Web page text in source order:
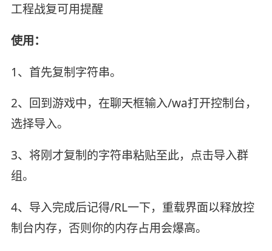
工程战复可用提醒
使用：
1、首先复制字符串。
2、回到游戏中，在聊天框输入/wa打开控制台，
选择导入。
3、将刚才复制的字符串粘贴至此，点击导入群
组。
4、导入完成后记得/RL一下，重载界面以释放控
制台内存，否则你的内存占用会爆高。